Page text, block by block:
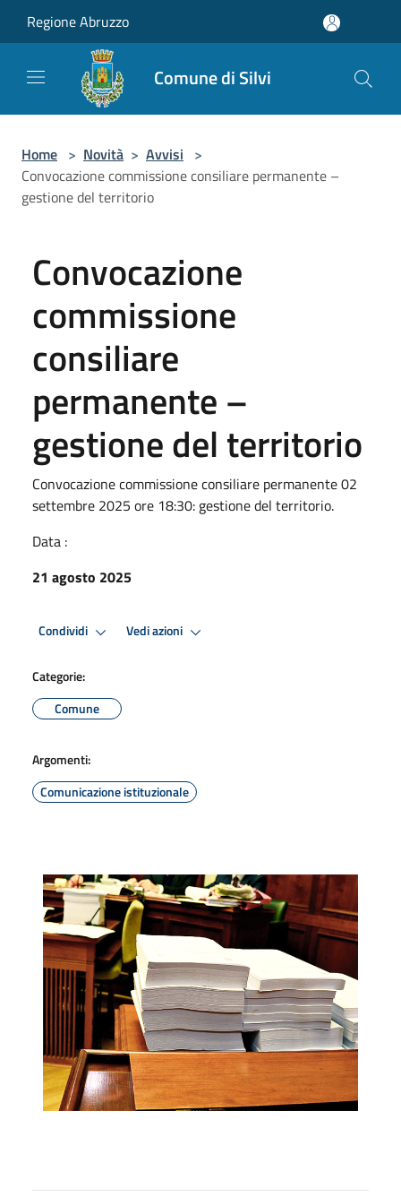
Regione Abruzzo
Comune di Silvi
Home > Novità > Avvisi >
Convocazione commissione consiliare permanente –
gestione del territorio
Convocazione
commissione
consiliare
permanente –
gestione del territorio
Convocazione commissione consiliare permanente 02
settembre 2025 ore 18:30: gestione del territorio.
Data :
21 agosto 2025
Condividi Vedi azioni
Categorie:
Comune
Argomenti:
Comunicazione istituzionale